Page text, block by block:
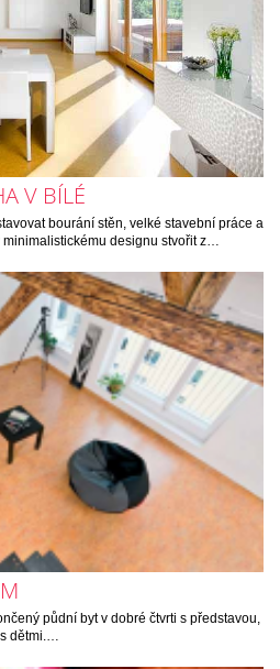
V BÍLÉ
bourání stěn, velké stavební práce a
minimalistickému designu stvořit z…
půdní byt v dobré čtvrti s představou,
dětmi.…